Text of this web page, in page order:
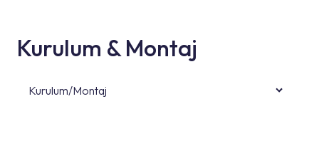
Kurulum & Montaj
Kurulum/Montaj